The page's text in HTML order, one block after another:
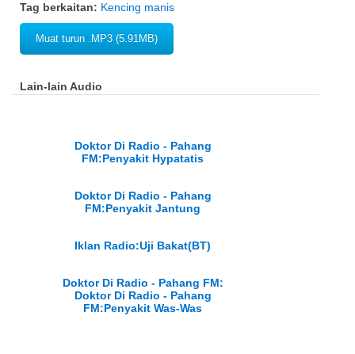
Tag berkaitan: Kencing manis
Muat turun .MP3 (5.91MB)
Lain-lain Audio
Doktor Di Radio - Pahang
FM:Penyakit Hypatatis
Doktor Di Radio - Pahang
FM:Penyakit Jantung
Iklan Radio:Uji Bakat(BT)
Doktor Di Radio - Pahang FM:
Doktor Di Radio - Pahang
FM:Penyakit Was-Was